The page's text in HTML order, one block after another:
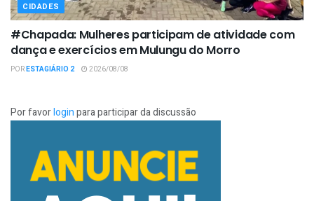
CIDADES
#Chapada: Mulheres participam de atividade com
dança e exercícios em Mulungu do Morro
PORESTAGIÁRIO 2 2026/08/08
Por favorloginpara participar da discussão